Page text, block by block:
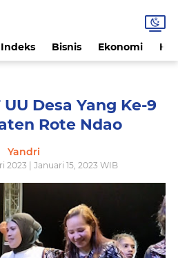
Indeks Bisnis Ekonomi
Desa Yang Ke-9
Rote Ndao
Yandri
2023 | Januari 15, 2023 WIB